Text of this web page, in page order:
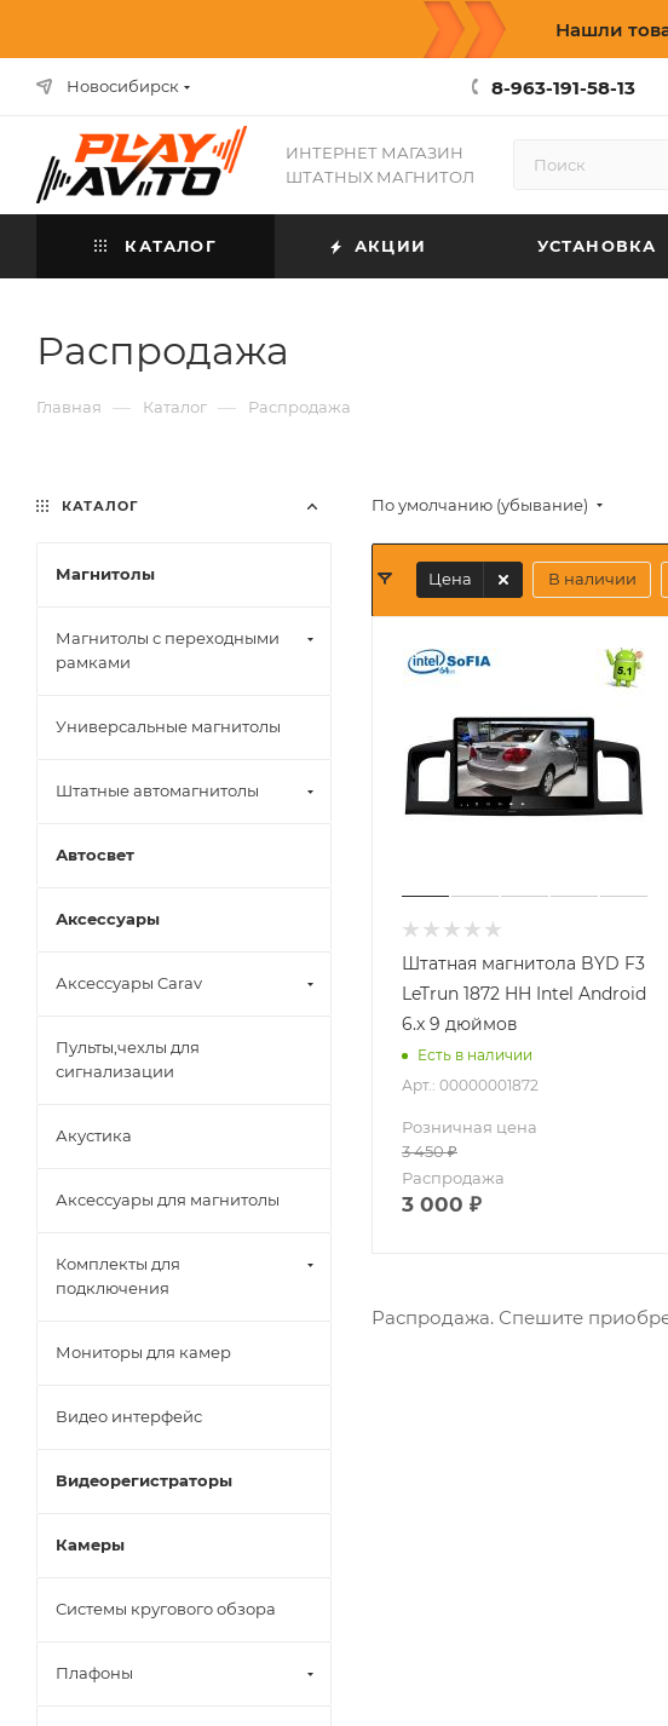
Нашли
Новосибирск 8-963-191-58-13
ИНТЕРНЕТ МАГАЗИН
ШТАТНЫХ МАГНИТОЛ
КАТАЛОГ АКЦИИ УСТАНОВКА
Распродажа
Главная — Каталог — Распродажа
По умолчанию (убывание)
Цена В наличии
Штатная магнитола BYD F3
LeTrun 1872 HH Intel Android
6.x 9 дюймов
Есть в наличии
Арт.: 00000001872
Розничная цена
3 450₽
Распродажа
3 000 ₽
Распродажа. Спешите
КАТАЛОГ
Магнитолы
Магнитолы с переходными
рамками
Универсальные магнитолы
Штатные автомагнитолы
Автосвет
Аксессуары
Аксессуары Carav
Пульты,чехлы для
сигнализации
Акустика
Аксессуары для магнитолы
Комплекты для
подключения
Мониторы для камер
Видео интерфейс
Видеорегистраторы
Камеры
Системы кругового обзора
Плафоны